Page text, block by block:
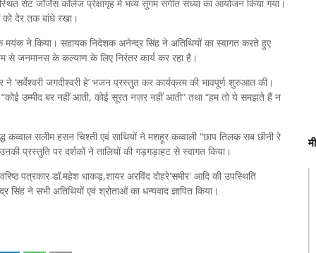
सेंट जॉर्जेस कॉलेज प्रेक्षागृह में भव्य सुगम संगीत संध्या का आयोजन किया गया।
देर तक बांधे रखा।
ने किया। सहायक निदेशक अनेन्द्र सिंह ने अतिथियों का स्वागत करते हुए
से जनमानस के कल्याण के लिए निरंतर कार्य कर रहा है।
‘सर्वेश्वरी जगदीश्वरी हे’ भजन प्रस्तुत कर कार्यक्रम की भावपूर्ण शुरुआत की।
उम्मीद बर नहीं आती, कोई सूरत नज़र नहीं आती” तथा “हम तो ये समझते हैं न
कव्वाल सलीम हसन चिश्ती एवं साथियों ने मशहूर कव्वाली “छाप तिलक सब छीनी रे
प्रस्तुति पर दर्शकों ने तालियों की गड़गड़ाहट से स्वागत किया।
पत्रकार डॉ.महेश धाकड़,शायर अरविंद दोहरे'समीर' आदि की उपस्थिति
ने सभी अतिथियों एवं श्रोताओं का धन्यवाद ज्ञापित किया।